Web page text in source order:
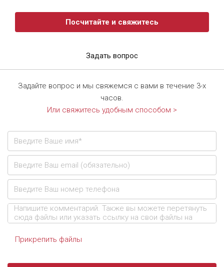
Посчитайте и свяжитесь
Задать вопрос
Задайте вопрос и мы свяжемся с вами в течение 3-х
часов.
Или свяжитесь удобным способом >
Прикрепить файлы